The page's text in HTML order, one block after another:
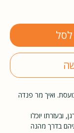
ואיך מר פנדה
ובעזרתו יוכלו
בדרך מהנה